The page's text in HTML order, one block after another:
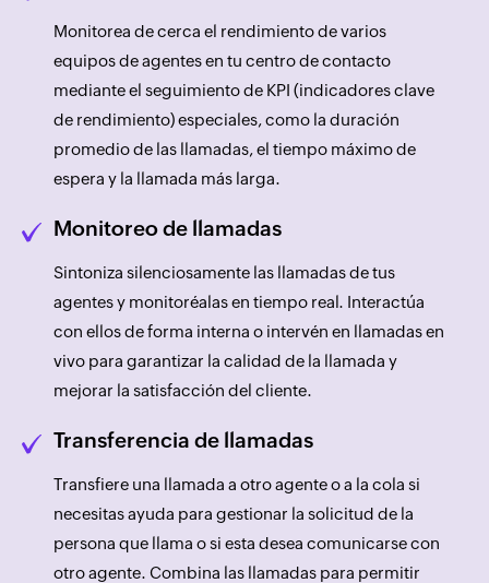
Monitorea de cerca el rendimiento de varios
equipos de agentes en tu centro de contacto
mediante el seguimiento de KPI (indicadores clave
de rendimiento) especiales, como la duración
promedio de las llamadas, el tiempo máximo de
espera y la llamada más larga.
Monitoreo de llamadas
Sintoniza silenciosamente las llamadas de tus
agentes y monitoréalas en tiempo real. Interactúa
con ellos de forma interna o intervén en llamadas en
vivo para garantizar la calidad de la llamada y
mejorar la satisfacción del cliente.
Transferencia de llamadas
Transfiere una llamada a otro agente o a la cola si
necesitas ayuda para gestionar la solicitud de la
persona que llama o si esta desea comunicarse con
otro agente. Combina las llamadas para permitir